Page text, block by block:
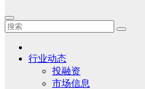
行业动态
投融资
市场信息